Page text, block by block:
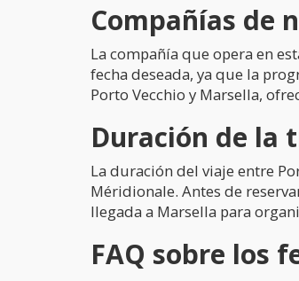
Compañías de
La compañía que opera en
fecha deseada, ya que la
Porto Vecchio y Marsella,
Duración de la
La duración del viaje entre
Méridionale. Antes de
llegada a Marsella para
FAQ sobre los